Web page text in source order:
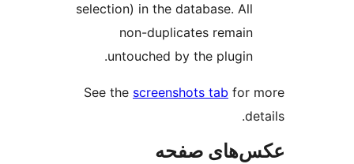
selection) in the database. All
non-duplicates remain
untouched by the plugin.
See the screenshots tab
صفحه